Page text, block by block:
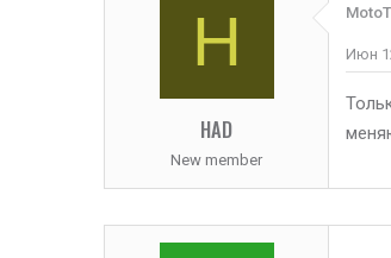
H
HAD
New member
Июн